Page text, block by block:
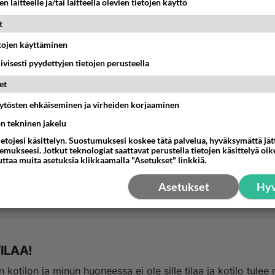
JA HYÖNTEISET
seinillä?!
tässä äskettäin kotiloiden kiipeävän pystysuoraa
vuosittain. Onko kellään mitää...
3
kotilon ja minun huoneessa ei ole sille tilaa ja kotilo tulee
laitteelle ja/tai laitteella olevien tietojen käyttö
käyttäminen
pyydettyjen tietojen perusteella
ehkäiseminen ja virheiden korjaaminen
tekninen jakelu
käsittelyn. Suostumuksesi koskee tätä palvelua, hyväksymättä
Jotkut teknologiat saattavat perustella tietojen käsittelyä
muita asetuksia klikkaamalla "Asetukset" linkkiä.
Asetukset